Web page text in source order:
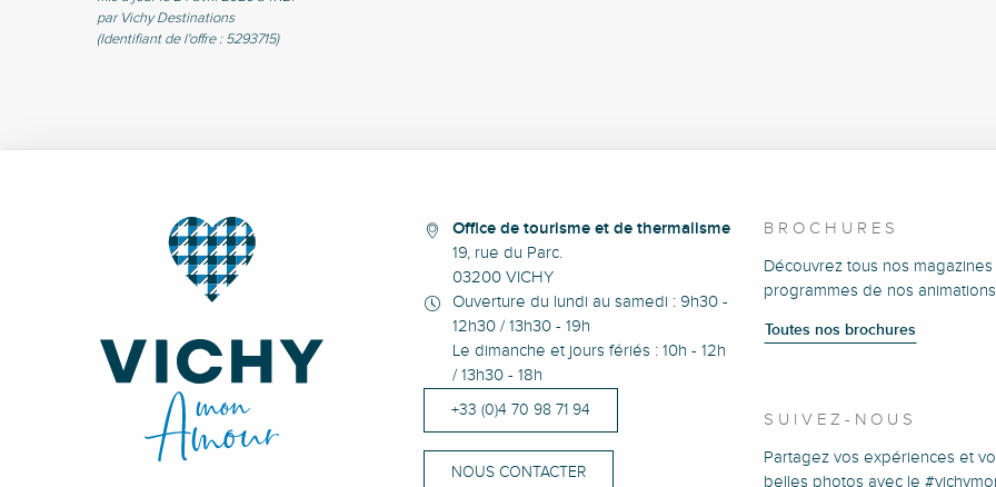
par Vichy Destinations
(Identifiant de l'offre : 5293715)
Office de tourisme et de thermalisme
19, rue du Parc.
03200 VICHY
Ouverture du lundi au samedi : 9h30 -
12h30 / 13h30 - 19h
Le dimanche et jours fériés : 10h - 12h
/ 13h30 - 18h
+33 (0)4 70 98 71 94
NOUS CONTACTER
BROCHURES
Découvrez tous nos
programmes de nos
Toutes nos brochures
SUIVEZ-NOUS
Partagez vos expériences et
belles photos avec le